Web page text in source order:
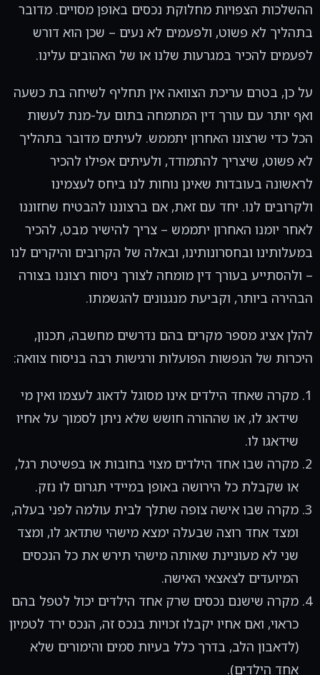
ההשלכות הצפויות מחלוקת נכסים באופן מסויים. מדובר
בתהליך לא פשוט, ולפעמים לא נעים – שכן הוא דורש
לפעמים להכיר במגרעות שלנו או של האהובים עלינו.
על כן, בטרם עריכת הצוואה אין תחליף לשיחה בת כשעה
ואף יותר עם עורך דין המתמחה בתום על-מנת לעשות
הכל כדי שרצונו האחרון יתממש. לעיתים מדובר בתהליך
לא פשוט, שיצריך להתמודד, ולעיתים אפילו להכיר
לראשונה בעובדות שאינן נוחות לנו ביחס לעצמינו
ולקרובים לנו. יחד עם זאת, אם ברצוננו להבטיח שחזוננו
לאחר יומנו האחרון יתממש – צריך להישיר מבט, להכיר
במעלותינו ובחסרונותינו, ובאלה של הקרובים והיקרים לנו
– ולהסתייע בעורך דין מומחה לצורך ניסוח רצוננו בצורה
הבהירה ביותר, וקביעת מנגנונים להגשמתו.
להלן אציג מספר מקרים בהם נדרשים מחשבה, תכנון,
היכרות של הנפשות הפועלות ורגישות רבה בניסוח צוואה:
מקרה שאחד הילדים אינו מסוגל לדאוג לעצמו ואין מי
שידאג לו, או שההורה חושש שלא ניתן לסמוך על אחיו
שידאגו לו.
מקרה שבו אחד הילדים מצוי בחובות או בפשיטת רגל,
או שקבלת כל הירושה באופן במיידי תגרום לו נזק.
מקרה שבו אישה צופה שתלך לבית עולמה לפני בעלה,
ומצד אחד רוצה שבעלה ימצא מישהי שתדאג לו, ומצד
שני לא מעוניינת שאותה מישהי תירש את כל הנכסים
המיועדים לצאצאי האישה.
מקרה שישנם נכסים שרק אחד הילדים יכול לטפל בהם
כראוי, ואם אחיו יקבלו זכויות בנכס זה, הנכס ירד לטמיון
(לדאבון הלב, בדרך כלל בעיות סמים והימורים שלא
אחד הילדים).